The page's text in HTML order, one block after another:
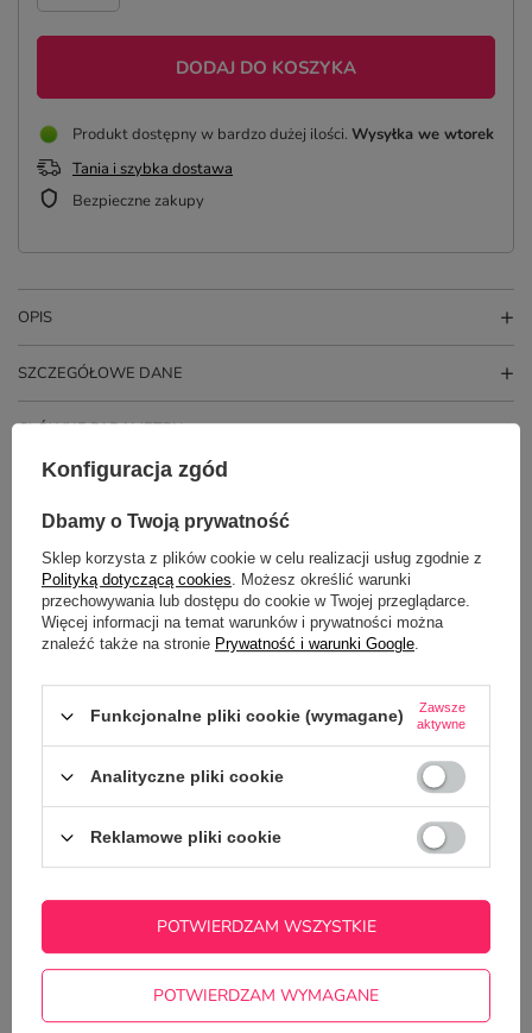
DODAJ DO KOSZYKA
Produkt dostępny w bardzo dużej ilości Wysyłka we wtorek
Tania i szybka dostawa
Bezpieczne zakupy
OPIS
SZCZEGÓŁOWE DANE
GŁÓWNE PARAMETRY
(10)
Potrzebujesz pomocy? Masz pytania?
Zadaj pytanie a my odpowiemy
niezwłocznie, najciekawsze pytania i
odpowiedzi publikując dla innych.
ZADAJ PYTANIE
Z NASZEGO BLOGA
Dlaczego zestawy prezentowe z kubkiem to
najlepszy wybór na prezent na Mikołajki lub pod
choinkę?
Konfiguracja zgód
Dbamy o Twoją prywatność
Sklep korzysta z plików cookie w celu realizacji usług zgodnie z
Polityką dotyczącą cookies. Możesz określić warunki
przechowywania lub dostępu do cookie w Twojej przeglądarce.
Więcej informacji na temat warunków i prywatności można
znaleźć także na stronie Prywatność i warunki Google.
Funkcjonalne pliki cookie (wymagane)
Zawsze
aktywne
Analityczne pliki cookie
Reklamowe pliki cookie
POTWIERDZAM WYMAGANE
POTWIERDZAM WSZYSTKIE